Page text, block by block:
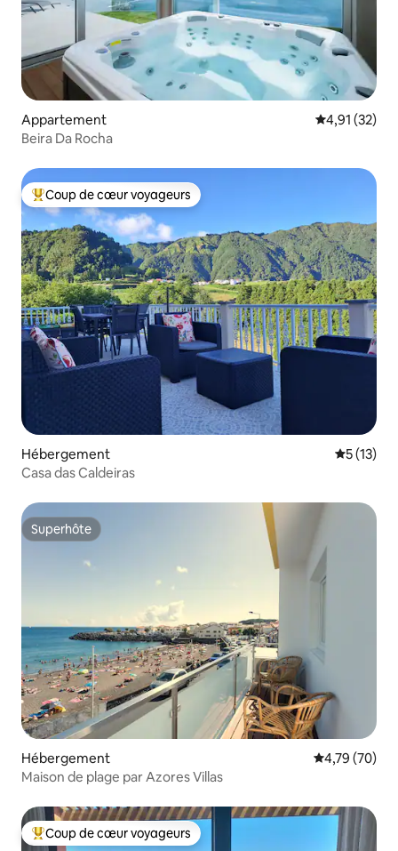
Appartement Évaluation
4,91 (32)
Beira Da Rocha
Coups de cœur voyageurs les plus appréciés
Coup de cœur voyageurs
Hébergement
5 (13)
Casa das Caldeiras
Superhôte
Superhôte
Hébergement Évaluation
4,79 (70)
Maison de plage par Azores Villas
Coups de cœur voyageurs les plus appréciés
Coup de cœur voyageurs